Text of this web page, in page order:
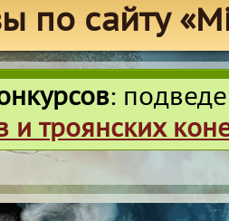
по сайту
:
и троянских